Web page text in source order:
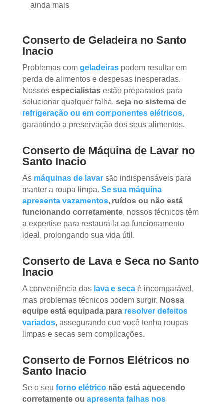
ainda mais
Conserto de Geladeira no Santo
Inacio
Problemas com geladeiraspodem resultar em
perda de alimentos e despesas inesperadas.
Nossos especialistasestão preparados para
solucionar qualquer falha, seja no sistema de
refrigeração ou em componentes elétricos,
garantindo a preservação dos seus alimentos.
Conserto de Máquina de Lavar no
Santo Inacio
As máquinas de lavar são indispensáveis para
manter a roupa limpa. Se sua máquina
apresenta vazamentos, ruídos ou não está
funcionando corretamente, nossos técnicos têm
a expertise para restaurá-la ao funcionamento
ideal, prolongando sua vida útil.
Conserto de Lava e Seca no Santo
Inacio
A conveniência das lava e secaé incomparável,
mas problemas técnicos podem surgir. Nossa
equipe está equipada para resolver defeitos
variados, assegurando que você tenha roupas
limpas e secas sem complicações.
Conserto de Fornos Elétricos no
Santo Inacio
Se o seu forno elétrico não está aquecendo
corretamente ou apresenta falhas nos